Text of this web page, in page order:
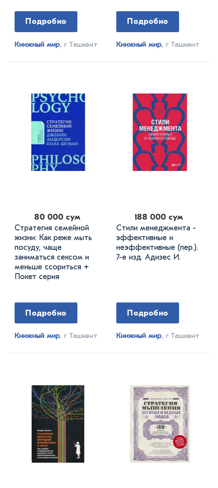
Подробно
Книжный мир, г Ташкент
Подробно
Книжный мир, г Ташкент
80 000 сум
Стратегия семейной
жизни: Как реже мыть
посуду, чаще
заниматься сексом и
меньше ссориться +
Покет серия
Подробно
Книжный мир, г Ташкент
188 000 сум
Стили менеджмента -
эффективные и
неэффективные (пер.).
7-е изд. Адизес И.
Подробно
Книжный мир, г Ташкент